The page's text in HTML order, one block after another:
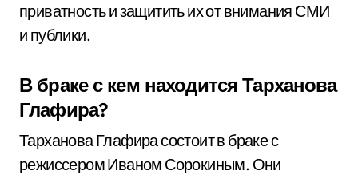
приватность и защитить их от внимания СМИ
и публики.
В браке с кем находится Тарханова
Глафира?
Тарханова Глафира состоит в браке с
режиссером Иваном Сорокиным. Они